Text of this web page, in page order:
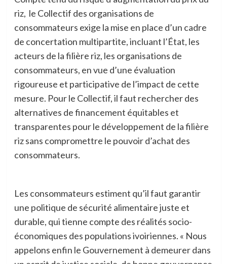
riz, le Collectif des organisations de
consommateurs exige la mise en place d’un cadre
de concertation multipartite, incluant l’État, les
acteurs de la filière riz, les organisations de
consommateurs, en vue d’une évaluation
rigoureuse et participative de l’impact de cette
mesure. Pour le Collectif, il faut rechercher des
alternatives de financement équitables et
transparentes pour le développement de la filière
riz sans compromettre le pouvoir d’achat des
consommateurs.
Les consommateurs estiment qu’il faut garantir
une politique de sécurité alimentaire juste et
durable, qui tienne compte des réalités socio-
économiques des populations ivoiriennes. « Nous
appelons enfin le Gouvernement à demeurer dans